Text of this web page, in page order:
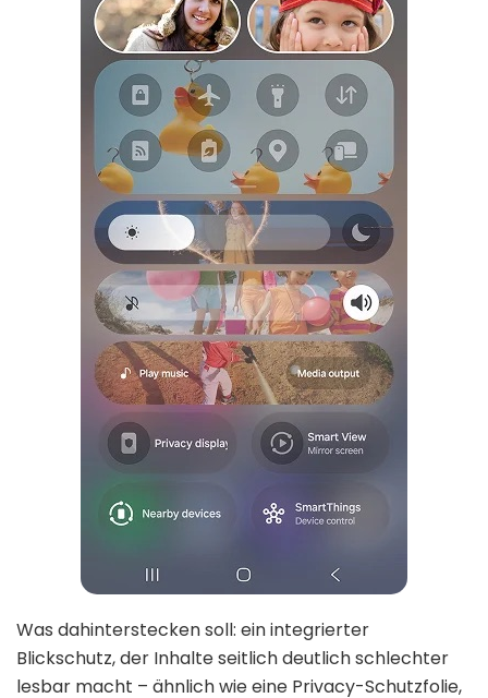
Was dahinterstecken soll: ein integrierter
Blickschutz, der Inhalte seitlich deutlich schlechter
lesbar macht – ähnlich wie eine Privacy-Schutzfolie,